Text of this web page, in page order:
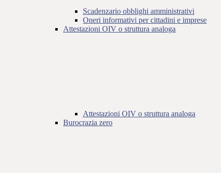
Scadenzario obblighi amministrativi
Oneri informativi per cittadini e imprese
Attestazioni OIV o struttura analoga
Attestazioni OIV o struttura analoga
Burocrazia zero